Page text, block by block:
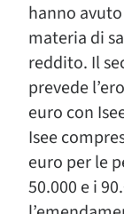
hanno
materia di
reddito. Il
prevede
euro con
Isee
euro per le
50.000 e i